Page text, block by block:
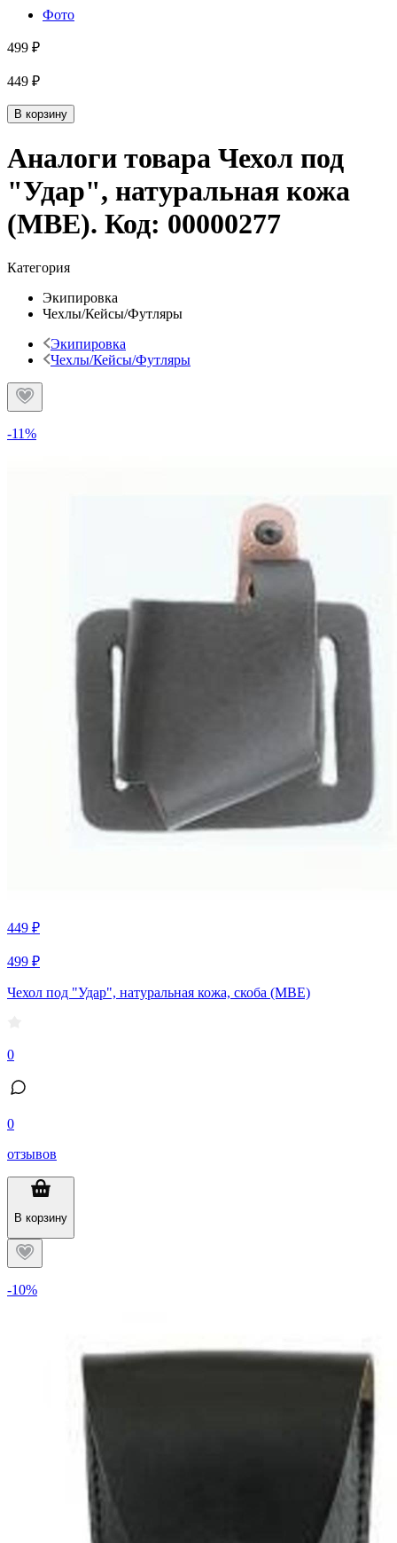
Фото
499 ₽
449 ₽
В корзину
Аналоги товара Чехол под
"Удар", натуральная кожа
(МВЕ). Код: 00000277
Категория
Экипировка
Чехлы/Кейсы/Футляры
Экипировка
Чехлы/Кейсы/Футляры
-11%
449 ₽
499 ₽
Чехол под "Удар", натуральная кожа, скоба (МВЕ)
0
0
отзывов
В корзину
-10%